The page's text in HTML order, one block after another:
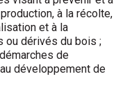
à la récolte,
et à la
dérivés du bois ;
de
développement de